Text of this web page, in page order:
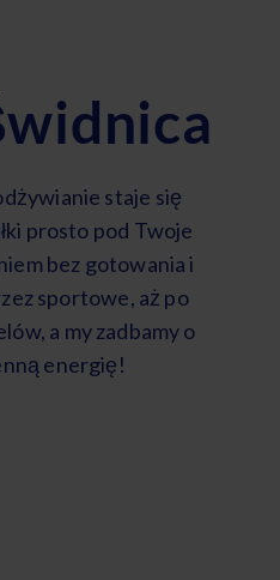
staje się
prosto pod Twoje
bez gotowania i
sportowe, aż po
a my zadbamy o
energię!